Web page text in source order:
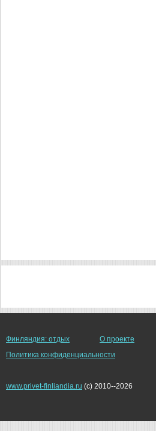
Финляндия: отдых О проекте
Политика конфиденциальности
www.privet-finliandia.ru (c) 2010--2026